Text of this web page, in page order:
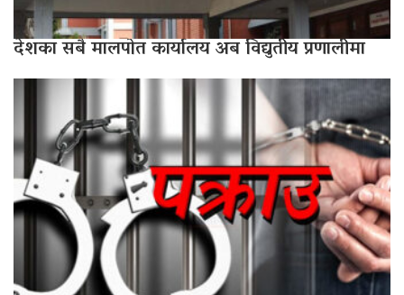
देशका सबै मालपोत कार्यालय अब विद्युतीय प्रणालीमा